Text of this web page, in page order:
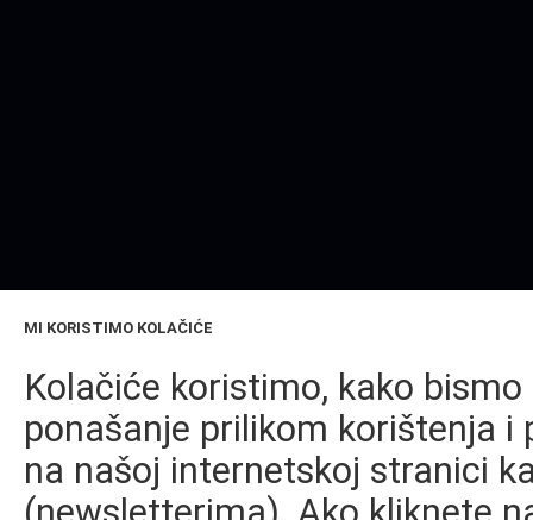
MI KORISTIMO KOLAČIĆE
Kolačiće koristimo, kako
ponašanje prilikom korištenja
na našoj internetskoj stranici